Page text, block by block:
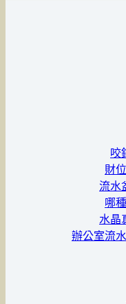
咬
財
流水
哪
水晶
辦公室流